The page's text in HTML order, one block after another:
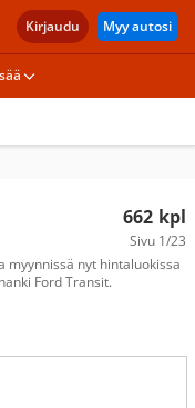
Kirjaudu Myy autosi
662 kpl
Sivu 1/23
myynnissä nyt hintaluokissa
Ford Transit.